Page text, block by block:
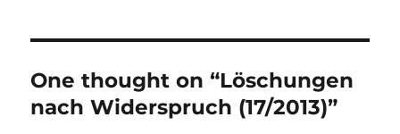
One thought on “Löschungen
nach Widerspruch (17/2013)”